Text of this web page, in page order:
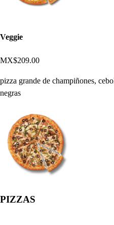
Veggie
MX$209.00
pizza grande de champiñones,
negras
PIZZAS